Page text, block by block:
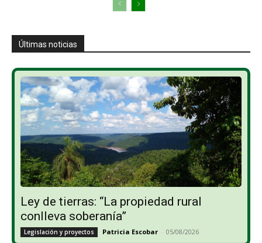
Últimas noticias
Ley de tierras: “La propiedad rural
conlleva soberanía”
Legislación y proyectos Patricia Escobar - 05/08/2026